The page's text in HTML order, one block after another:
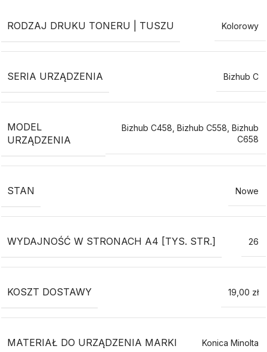
RODZAJ DRUKU TONERU | TUSZU Kolorowy
SERIA URZĄDZENIA Bizhub C
MODEL
URZĄDZENIA
Bizhub C458 Bizhub C558 Bizhub
C658
STAN Nowe
WYDAJNOŚĆ W STRONACH A4 [TYS. STR.] 26
KOSZT DOSTAWY 19,00 zł
MATERIAŁ DO URZĄDZENIA MARKI Konica Minolta